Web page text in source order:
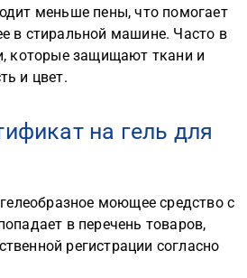
меньше пены, что помогает
в стиральной машине. Часто в
которые защищают ткани и
и цвет.
на гель для
моющее средство с
в перечень товаров,
регистрации согласно